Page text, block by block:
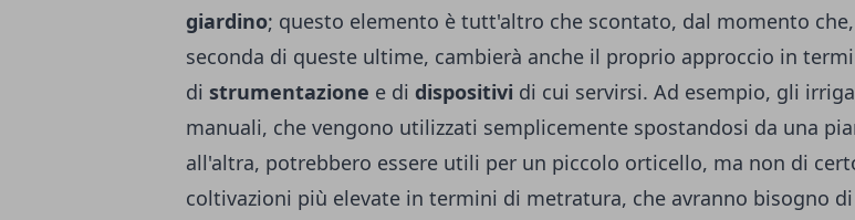
giardino; questo elemento è tutt'altro che scontato, dal momento
seconda di queste ultime, cambierà anche il proprio approccio in
di strumentazione e di dispositivi di cui servirsi. Ad esempio, gli
manuali, che vengono utilizzati semplicemente spostandosi da una
all'altra, potrebbero essere utili per un piccolo orticello, ma non di
coltivazioni più elevate in termini di metratura, che avranno bisogno